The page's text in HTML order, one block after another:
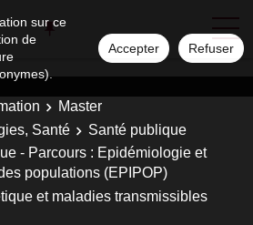
sur ce
de
Accepter Refuser
Master
Santé
Santé publique
- Parcours : Epidémiologie et
populations (EPIPOP)
et maladies transmissibles